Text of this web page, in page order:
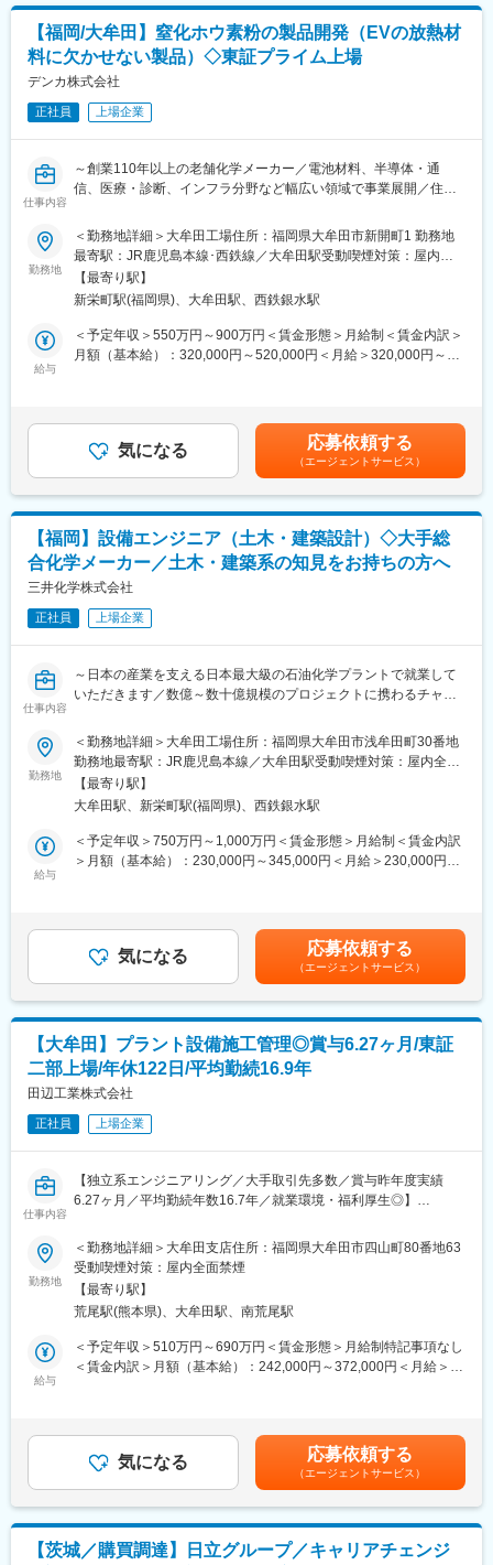
え、事業化推進においてもご活躍いただくことを期待していま
す。
◆組織ビジョン
パーパスを基軸に、「ポートフォリオの組み換え」と「シナジー
の追求」を継続的に行い、持続的な企業価値向上を実現する。
【組織ビジョン】
パーパスを基軸に、「ポートフォリオの組み換え」と「シナジー
の追求」を継続的に行い、持続的な企業価値向上を実現する。
2022年に本社経営企画部直轄の戦略組織として新設され、新規事
業創出やM&Aを通じて成長戦略を創出し、企業価値向上を担う部
本件は社内新規事業提案制度から生まれた新規事業であり、事業
化に向けた技術開発・市場開拓・事業戦略立案を推進していま
【出張について】
・国内外への出張あり
（国内：年2～3回程度、1回あたり2日程度 海外〔主に台湾〕：
【業務の面白み/魅力】
【キャリアステップイメージ】
入社後は開発リーダーとして開発計画の立案・推進および共同開
発プロジェクトを主導いただきます。
将来的には、技術開発に加え、事業化推進においてもご活躍いた
だくことを期待しています。
変更の範囲：会社の定める業務
【福岡/大牟田】窒化ホウ素粉の製品開発（EVの放熱材
料に欠かせない製品）◇東証プライム上場
デンカ株式会社
正社員 上場企業
仕事内容
～創業110年以上の老舗化学メーカー／電池材料、半導体・通
信、医療・診断、インフラ分野など幅広い領域で事業展開／住宅
熱伝導性、耐熱性、耐食性、電気絶縁性、潤滑性などの観点から
特にEVの放熱材料として欠かせない窒化ホウ素粉(BN)の素材開発
や生産技術を研究していただきます。
■主な業務内容
（1）新規開発品の検討
（2）生産性改善､新プロセス検討
社内の製造・生産技術部門と協力しながら、より良い製品づくり
を目指して研究開発を進める仕事です。
の深耕とユーザー対応業務
【入社5年～10年程度】
若しくは､研究部門での次世代材料開発､用途開発研究リーダー
各製造､研究拠点での技術リーダー､マネジメント業務
事業部門での販売戦略、新拠点検討
■会社について
当社は1915年創業の総合化学メーカーです。
電子・先端素材、ライフイノベーション、エラストマー・インフ
断、インフラ分野など幅広い領域で価値を提供しています。
「世界に誇れる、化学を』をコーポレートメッセージとして、信
勤務地
＜勤務地詳細＞大牟田工場住所：福岡県大牟田市新開町1 勤務地
最寄駅：JR鹿児島本線･西鉄線／大牟田駅受動喫煙対策：屋内全
面禁煙変更の範囲：会社の定める事業所
【最寄り駅】
新栄町駅(福岡県)、大牟田駅、西鉄銀水駅
給与
＜予定年収＞550万円～900万円＜賃金形態＞月給制＜賃金内訳＞
月額（基本給）：320,000円～520,000円＜月給＞320,000円～
■その他手当：残業手当・住宅手当・通勤手当・家族手当賃金はあ
くまでも目安の金額であり、選考を通じて上下する可能性があり
ます。月給(月額)は固定手当を含めた表記です。
気になる 応募依頼する
（エージェントサービス）
【福岡】設備エンジニア（土木・建築設計）◇大手総
合化学メーカー／土木・建築系の知見をお持ちの方へ
三井化学株式会社
正社員 上場企業
仕事内容
～日本の産業を支える日本最大級の石油化学プラントで就業して
いただきます／数億～数十億規模のプロジェクトに携わるチャン
■業務内容：化学プラントの土木・建築設計・建設・プロジェクト
管理、プラント設備保全をお任せ致します。ご経験やスキルに応
じて徐々に業務をお任せする予定です。
■工場の特色：1912年、三池炭鉱で事業展開する三井鉱山は、化
学事業の端緒としてコークス製造の過程で生じるガスを利用して
化学肥料「硫安」の生産を開始するとともに、ガス・コールター
「肥料事業」や精密有機合成化学事業の第一歩となる「染料事
業」を礎に、ファインケミカル製品を展開してきました。現在は
「最高品質光学プラスチックレンズ原料」、「地球環境にやさし
■同社の特徴：
◇モビリティ、ヘルスケア、フード＆パッケージングの成長を牽
業／地域を支える事業領域として、広く社内外へ素材や技術を提
供しています。各製品もグローバルで高いシェアを誇り、メガネ
車材PPコンパウンドにおいては世界シェアトップクラスを誇りま
す
変更の範囲：会社の定める業務
勤務地
＜勤務地詳細＞大牟田工場住所：福岡県大牟田市浅牟田町30番地
勤務地最寄駅：JR鹿児島本線／大牟田駅受動喫煙対策：屋内全面
禁煙変更の範囲：会社の定める事業所（リモートワーク含む）
【最寄り駅】
大牟田駅、新栄町駅(福岡県)、西鉄銀水駅
給与
＜予定年収＞750万円～1,000万円＜賃金形態＞月給制＜賃金内訳
＞月額（基本給）：230,000円～345,000円＜月給＞230,000円～
す。月給(月額)は固定手当を含めた表記です。
気になる 応募依頼する
（エージェントサービス）
【大牟田】プラント設備施工管理◎賞与6.27ヶ月/東証
二部上場/年休122日/平均勤続16.9年
田辺工業株式会社
正社員 上場企業
仕事内容
【独立系エンジニアリング／大手取引先多数／賞与昨年度実績
6.27ヶ月／平均勤続年数16.7年／就業環境・福利厚生◎】
■担当業務
プラント工場の設備の施工管理を担当。
工事の見積もりをはじめ、施工計画などの現場管理(安全、品質、
工程、原価管理等)をお任せします。
入社後は、OJTによる教育制度を用意しております。(半年くらい
を想定)
■魅力
・手掛けるフィールドが幅広い
■教育体制について
■資格について
勤務地
＜勤務地詳細＞大牟田支店住所：福岡県大牟田市四山町80番地63
受動喫煙対策：屋内全面禁煙
【最寄り駅】
荒尾駅(熊本県)、大牟田駅、南荒尾駅
給与
＜予定年収＞510万円～690万円＜賃金形態＞月給制特記事項なし
＜賃金内訳＞月額（基本給）：242,000円～372,000円＜月給＞
に応じて別途支給【モデル年収】30歳-580万円35歳-680万円40
歳-730万円45歳-920万円※役職や扶養の有無により異なります。
賃金はあくまでも目安の金額であり、選考を通じて上下する可能
性があります。月給(月額)は固定手当を含めた表記です。
気になる 応募依頼する
（エージェントサービス）
【茨城／購買調達】日立グループ／キャリアチェンジ